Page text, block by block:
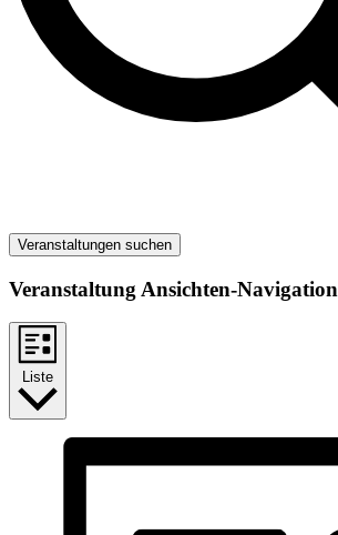
Veranstaltungen suchen
Veranstaltung Ansichten-Navigation
Liste